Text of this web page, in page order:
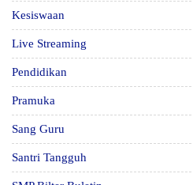
Kesiswaan
Live Streaming
Pendidikan
Pramuka
Sang Guru
Santri Tangguh